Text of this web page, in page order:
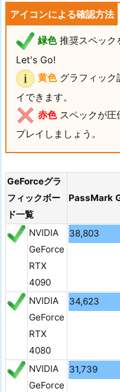
アイコンによる確認方法
緑色推奨スペック
Let's Go!
黄色グラフィック
イできます。
赤色スペックが圧
プレイしましょう。
GeForceグラ
フィックボー
ド一覧
PassMark
NVIDIA
GeForce
RTX
4090
38,803
NVIDIA
GeForce
RTX
4080
34,623
NVIDIA
GeForce
31,739